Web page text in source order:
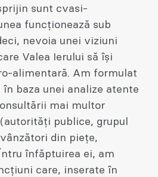
sunt cvasi-
funcționează sub
nevoia unei viziuni
Valea Ierului să își
alimentară. Am formulat
baza unei analize atente
mai multor
publice, grupul
din piețe,
înfăptuirea ei, am
care, inserate în